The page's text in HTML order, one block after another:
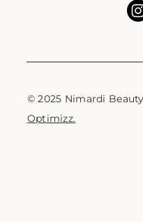
© 2025 Nimardi
Optimizz.